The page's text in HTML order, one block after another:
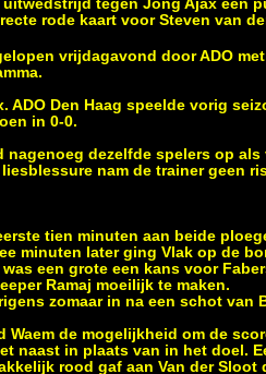
tegen Jong Ajax een
rode kaart voor Steven van
vrijdagavond door ADO
ADO Den Haag speelde vorig
in 0-0.
nagenoeg dezelfde spelers op
nam de trainer geen
tien minuten aan beide
minuten later ging Vlak op de
een grote een kans voor
Ramaj moeilijk te maken.
zomaar in na een schot
de mogelijkheid om de
naast in plaats van in het doel.
rood gaf aan Van der